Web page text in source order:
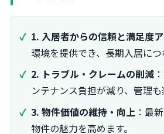
1. 入居者からの信頼と満足度
環境を提供でき、長期入居につ
2. トラブル・クレームの削減
ンテナンス負担が減り、管理も
3. 物件価値の維持・向上 ：最
物件の魅力を高めます。